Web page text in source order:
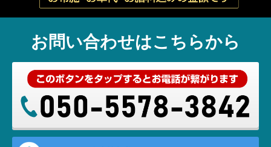
お問い合わせはこちらから